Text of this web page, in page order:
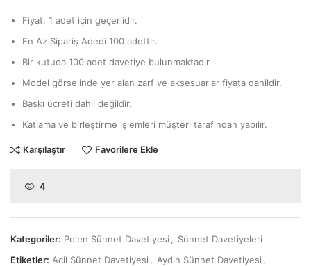
Fiyat, 1 adet için geçerlidir.
En Az Sipariş Adedi 100 adettir.
Bir kutuda 100 adet davetiye bulunmaktadır.
Model görselinde yer alan zarf ve aksesuarlar fiyata dahildir.
Baskı ücreti dahil değildir.
Katlama ve birleştirme işlemleri müşteri tarafından yapılır.
Karşılaştır Favorilere Ekle
4
Kategoriler: Polen Sünnet Davetiyesi
Sünnet Davetiyeleri
Etiketler: Acil Sünnet Davetiyesi Aydın Sünnet Davetiyesi